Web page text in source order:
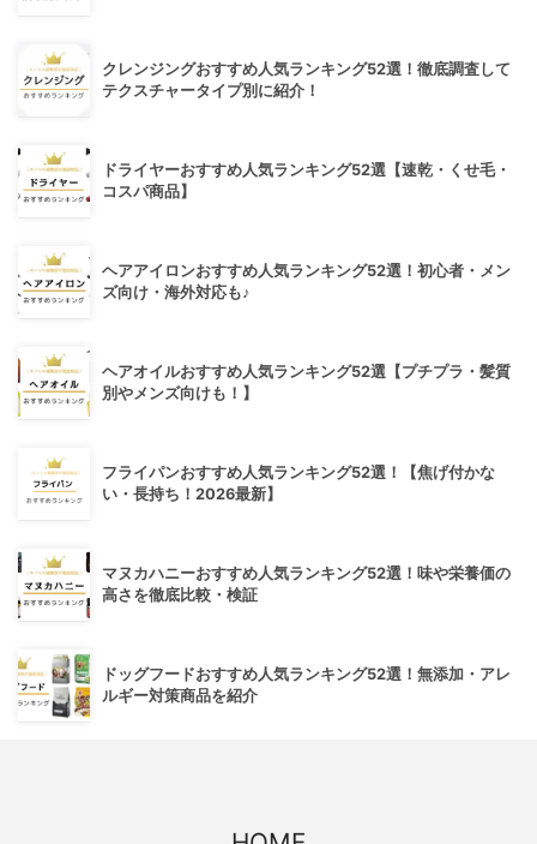
クレンジングおすすめ人気ランキング52選！徹底調査して
テクスチャータイプ別に紹介！
ドライヤーおすすめ人気ランキング52選【速乾・くせ毛・
コスパ商品】
ヘアアイロンおすすめ人気ランキング52選！初心者・メン
ズ向け・海外対応も♪
ヘアオイルおすすめ人気ランキング52選【プチプラ・髪質
別やメンズ向けも！】
フライパンおすすめ人気ランキング52選！【焦げ付かな
い・長持ち！2026最新】
マヌカハニーおすすめ人気ランキング52選！味や栄養価の
高さを徹底比較・検証
ドッグフードおすすめ人気ランキング52選！無添加・アレ
ルギー対策商品を紹介